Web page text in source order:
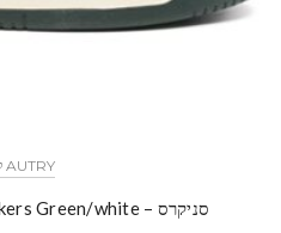
AUTRY קטלוג
סניקרס – AUTRY Medalist Sneakers Green/white